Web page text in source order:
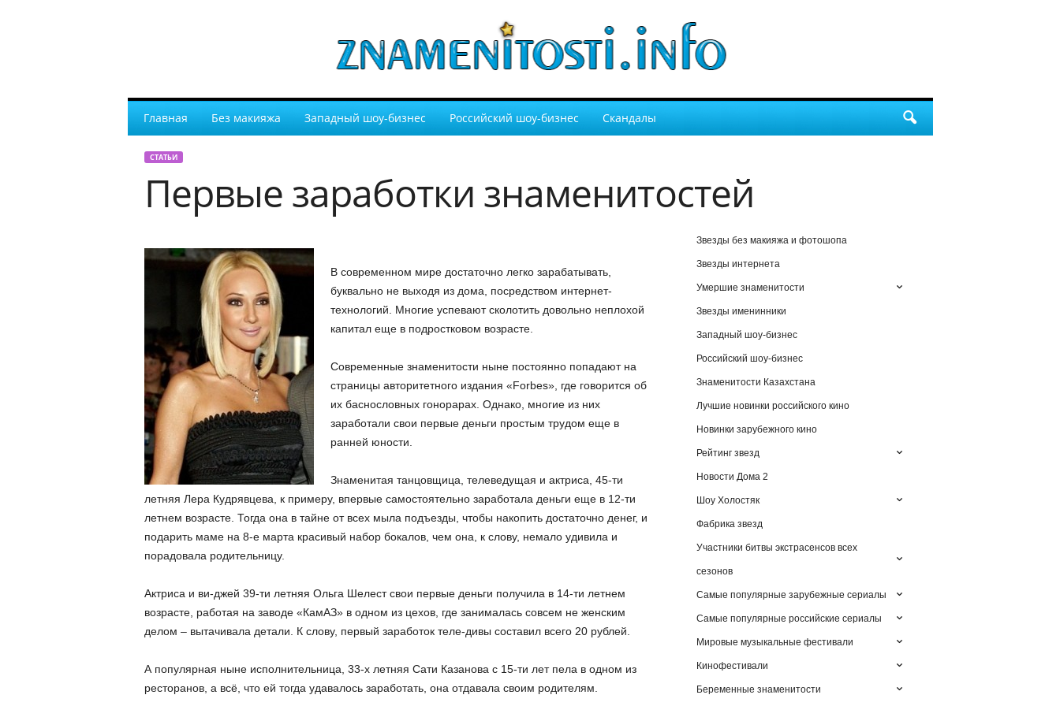
Главная Без макияжа Западный шоу-бизнес Российский шоу-бизнес Скандалы
СТАТЬИ
Первые заработки знаменитостей
В современном мире достаточно легко зарабатывать,
буквально не выходя из дома, посредством интернет-
технологий. Многие успевают сколотить довольно неплохой
капитал еще в подростковом возрасте.
Современные знаменитости ныне постоянно попадают на
страницы авторитетного издания «Forbes», где говорится об
их баснословных гонорарах. Однако, многие из них
заработали свои первые деньги простым трудом еще в
ранней юности.
Знаменитая танцовщица, телеведущая и актриса, 45-ти
летняя Лера Кудрявцева, к примеру, впервые самостоятельно заработала деньги еще в 12-ти
летнем возрасте. Тогда она в тайне от всех мыла подъезды, чтобы накопить достаточно денег, и
подарить маме на 8-е марта красивый набор бокалов, чем она, к слову, немало удивила и
порадовала родительницу.
Актриса и ви-джей 39-ти летняя Ольга Шелест свои первые деньги получила в 14-ти летнем
возрасте, работая на заводе «КамАЗ» в одном из цехов, где занималась совсем не женским
делом – вытачивала детали. К слову, первый заработок теле-дивы составил всего 20 рублей.
А популярная ныне исполнительница, 33-х летняя Сати Казанова с 15-ти лет пела в одном из
ресторанов, а всё, что ей тогда удавалось заработать, она отдавала своим родителям.
Звезды без макияжа и фотошопа
Звезды интернета
Умершие знаменитости
Звезды именинники
Западный шоу-бизнес
Российский шоу-бизнес
Знаменитости Казахстана
Лучшие новинки российского кино
Новинки зарубежного кино
Рейтинг звезд
Новости Дома 2
Шоу Холостяк
Фабрика звезд
Участники битвы экстрасенсов всех
сезонов
Самые популярные зарубежные сериалы
Самые популярные российские сериалы
Мировые музыкальные фестивали
Кинофестивали
Беременные знаменитости